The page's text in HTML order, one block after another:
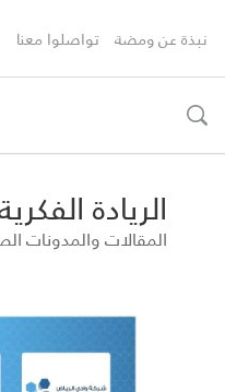
نبذة عن ومضة تواصلوا معنا
toggle
الريادة
المقالات والمدونات